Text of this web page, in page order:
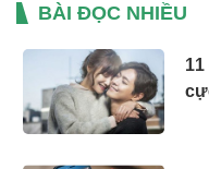
BÀI ĐỌC NHIỀU